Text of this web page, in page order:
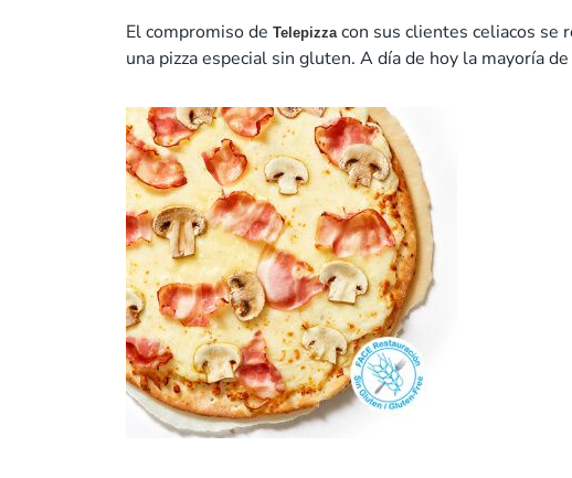
El compromiso de Telepizzacon sus clientes celiacos se
una pizza especial sin gluten. A día de hoy la mayoría